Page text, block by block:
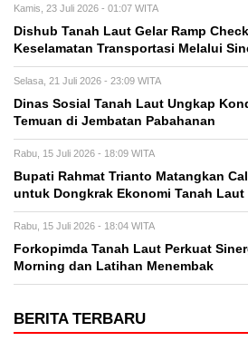
Kamis, 23 Juli 2026 - 01:07 WITA
Dishub Tanah Laut Gelar Ramp
Keselamatan Transportasi Melalui
Selasa, 21 Juli 2026 - 23:09 WITA
Dinas Sosial Tanah Laut Ungkap
Temuan di Jembatan Pabahanan
Rabu, 15 Juli 2026 - 18:09 WITA
Bupati Rahmat Trianto Matangkan
untuk Dongkrak Ekonomi Tanah Laut
Rabu, 15 Juli 2026 - 18:04 WITA
Forkopimda Tanah Laut Perkuat
Morning dan Latihan Menembak
BERITA TERBARU